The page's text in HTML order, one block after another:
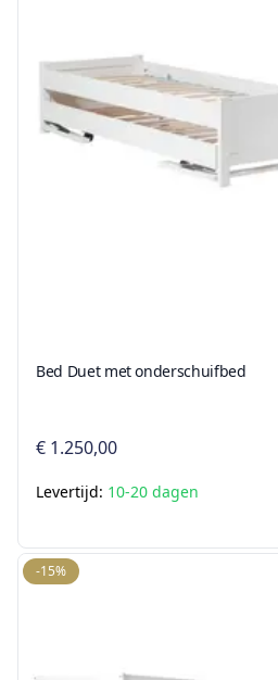
Bed Duet met onderschuifbed
€ 1.250,00
Levertijd: 10-20 dagen
-15%